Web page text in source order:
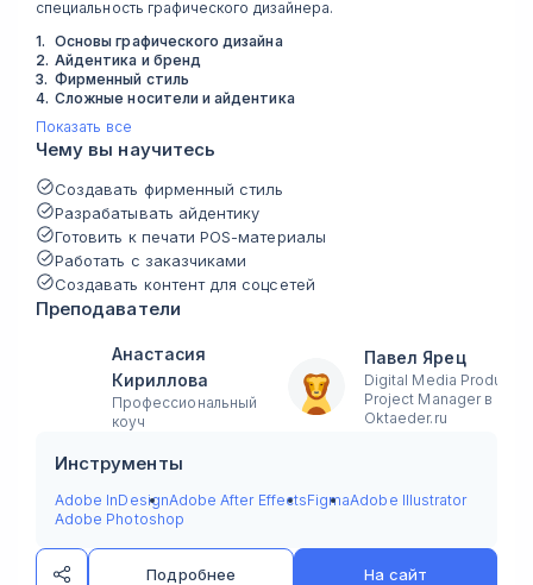
специальность графического дизайнера.
1. Основы графического дизайна
2. Айдентика и бренд
3. Фирменный стиль
4. Сложные носители и айдентика
Показать все
Чему вы научитесь
Создавать фирменный стиль
Разрабатывать айдентику
Готовить к печати POS-материалы
Работать с заказчиками
Создавать контент для соцсетей
Преподаватели
Анастасия
Кириллова
Профессиональный
коуч
Павел Ярец
Digital Media Producer /
Project Manager в
Оktaeder.ru
Инструменты
Adobe InDesignAdobe After EffectsFigmaAdobe Illustrator
Adobe Photoshop
Подробнее На сайт